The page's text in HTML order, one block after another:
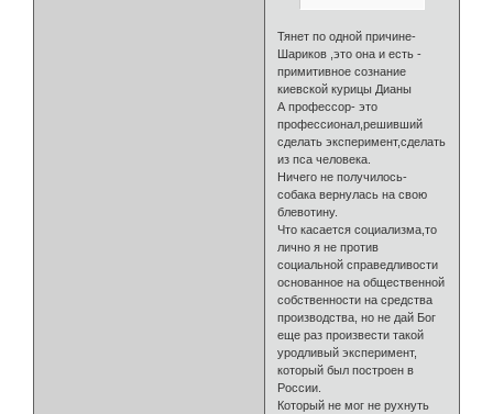
Тянет по одной причине-
Шариков ,это она и есть -
примитивное сознание
киевской курицы Дианы
А профессор- это
профессионал,решивший
сделать эксперимент,сделать
из пса человека.
Ничего не получилось-
собака вернулась на свою
блевотину.
Что касается социализма,то
лично я не против
социальной справедливости
основанное на общественной
собственности на средства
производства, но не дай Бог
еще раз произвести такой
уродливый эксперимент,
который был построен в
России.
Который не мог не рухнуть